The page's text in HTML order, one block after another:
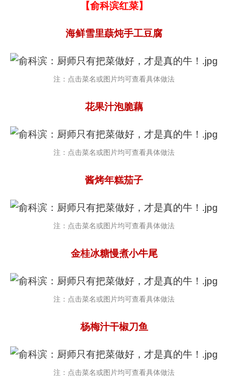
【俞科滨红菜】
海鲜雪里蕻炖手工豆腐
注：点击菜名或图片均可查看具体做法
花果汁泡脆藕
注：点击菜名或图片均可查看具体做法
酱烤年糕茄子
注：点击菜名或图片均可查看具体做法
金桂冰糖慢煮小牛尾
注：点击菜名或图片均可查看具体做法
杨梅汁干椒刀鱼
注：点击菜名或图片均可查看具体做法